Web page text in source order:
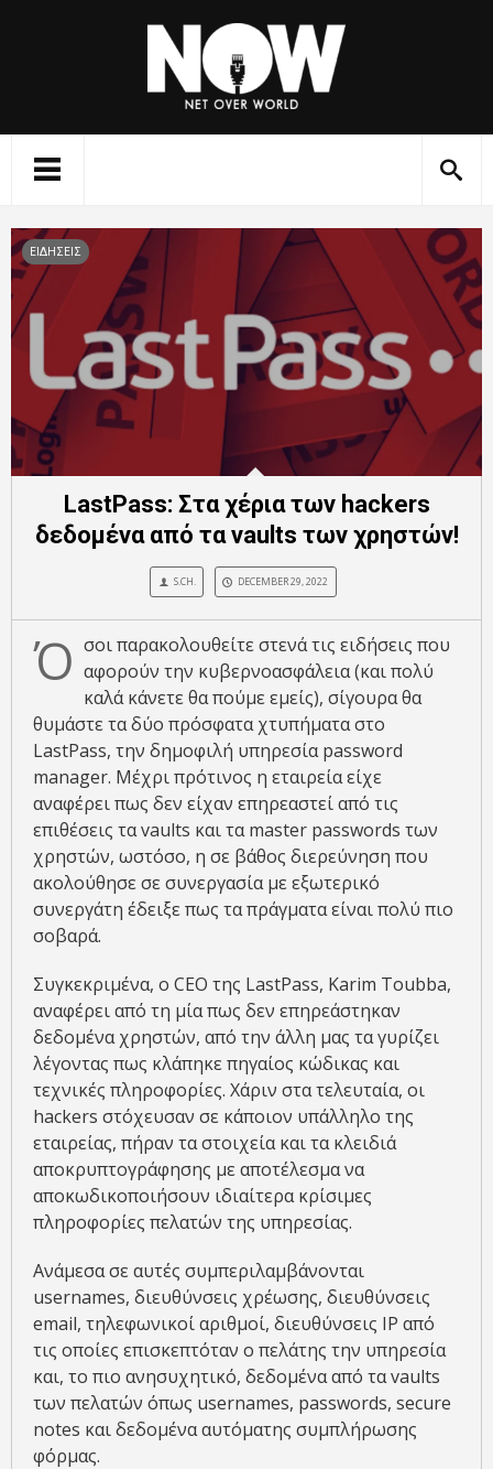
ΕΙΔΗΣΕΙΣ
LastPass: Στα χέρια των hackers
δεδομένα από τα vaults των χρηστών!
S.CH. DECEMBER 29, 2022
Ό σοι παρακολουθείτε στενά τις ειδήσεις που
αφορούν την κυβερνοασφάλεια (και πολύ
καλά κάνετε θα πούμε εμείς), σίγουρα θα
θυμάστε τα δύο πρόσφατα χτυπήματα στο
LastPass, την δημοφιλή υπηρεσία password
manager. Μέχρι πρότινος η εταιρεία είχε
αναφέρει πως δεν είχαν επηρεαστεί από τις
επιθέσεις τα vaults και τα master passwords των
χρηστών, ωστόσο, η σε βάθος διερεύνηση που
ακολούθησε σε συνεργασία με εξωτερικό
συνεργάτη έδειξε πως τα πράγματα είναι πολύ πιο
σοβαρά.
Συγκεκριμένα, ο CEO της LastPass, Karim Toubba,
αναφέρει από τη μία πως δεν επηρεάστηκαν
δεδομένα χρηστών, από την άλλη μας τα γυρίζει
λέγοντας πως κλάπηκε πηγαίος κώδικας και
τεχνικές πληροφορίες. Χάριν στα τελευταία, οι
hackers στόχευσαν σε κάποιον υπάλληλο της
εταιρείας, πήραν τα στοιχεία και τα κλειδιά
αποκρυπτογράφησης με αποτέλεσμα να
αποκωδικοποιήσουν ιδιαίτερα κρίσιμες
πληροφορίες πελατών της υπηρεσίας.
Ανάμεσα σε αυτές συμπεριλαμβάνονται
usernames, διευθύνσεις χρέωσης, διευθύνσεις
email, τηλεφωνικοί αριθμοί, διευθύνσεις IP από
τις οποίες επισκεπτόταν ο πελάτης την υπηρεσία
και, το πιο ανησυχητικό, δεδομένα από τα vaults
των πελατών όπως usernames, passwords, secure
notes και δεδομένα αυτόματης συμπλήρωσης
φόρμας.